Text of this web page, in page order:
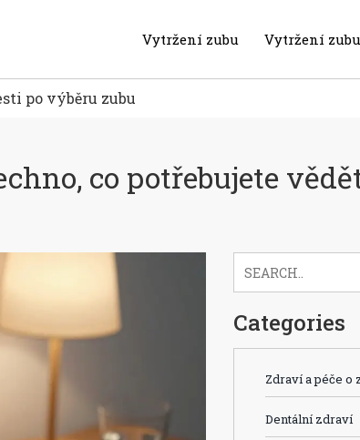
Vytržení zubu Vytržení zubu
po výběru zubu
co potřebujete
Categories
Zdraví a péče o
Dentální zdraví